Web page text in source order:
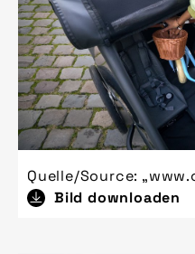
Quelle/Source:
Bild downloaden